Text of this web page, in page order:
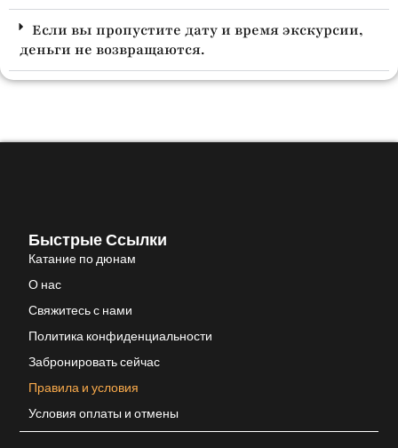
Если вы пропустите дату и время экскурсии,
деньги не возвращаются.
Быстрые Ссылки
Катание по дюнам
О нас
Свяжитесь с нами
Политика конфиденциальности
Забронировать сейчас
Правила и условия
Условия оплаты и отмены